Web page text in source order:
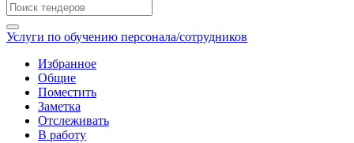
Услуги по обучению персонала/сотрудников
Избранное
Общие
Поместить
Заметка
Отслеживать
В работу